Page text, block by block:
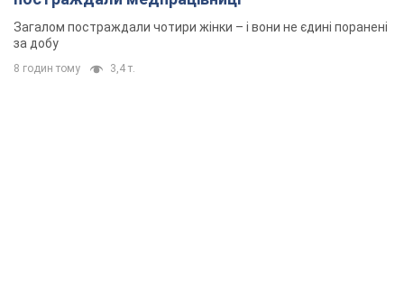
Загалом постраждали чотири жінки – і вони не єдині поранені
за добу
8 годин тому 3,4 т.